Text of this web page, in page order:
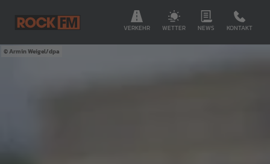
VERKEHR WETTER NEWS KONTAKT
Armin Weigel/dpa